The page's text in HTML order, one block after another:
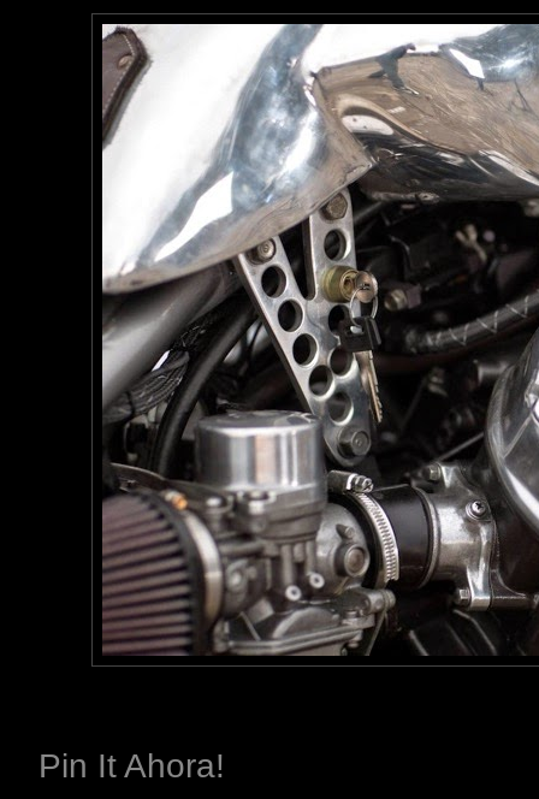
Pin It Ahora!